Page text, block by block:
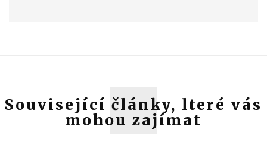
Související články, lteré vás
mohou zajímat